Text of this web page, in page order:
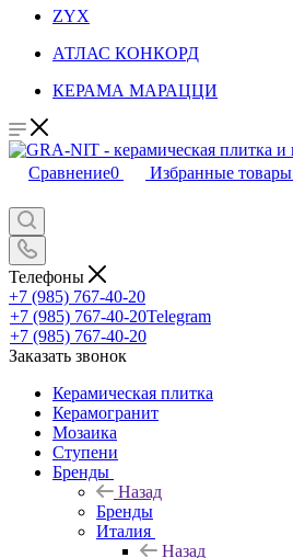
ZYX
АТЛАС КОНКОРД
КЕРАМА МАРАЦЦИ
Сравнение0 Избранные товары
Телефоны
+7 (985) 767-40-20
+7 (985) 767-40-20Telegram
+7 (985) 767-40-20
Заказать звонок
Керамическая плитка
Керамогранит
Мозаика
Ступени
Бренды
Назад
Бренды
Италия
Назад